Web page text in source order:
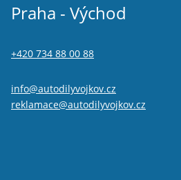
Praha - Východ
+420 734 88 00 88
info@autodilyvojkov.cz
reklamace@autodilyvojkov.cz